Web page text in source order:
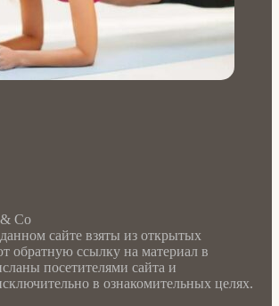
Co
сайте взяты из открытых
обратную ссылку на материал в
посетителями сайта и
в ознакомительных целях.